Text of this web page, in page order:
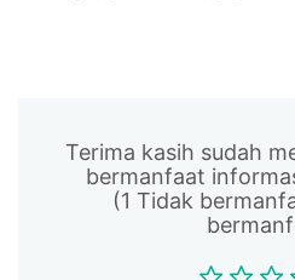
Terima kasih sudah
bermanfaat
(1 Tidak